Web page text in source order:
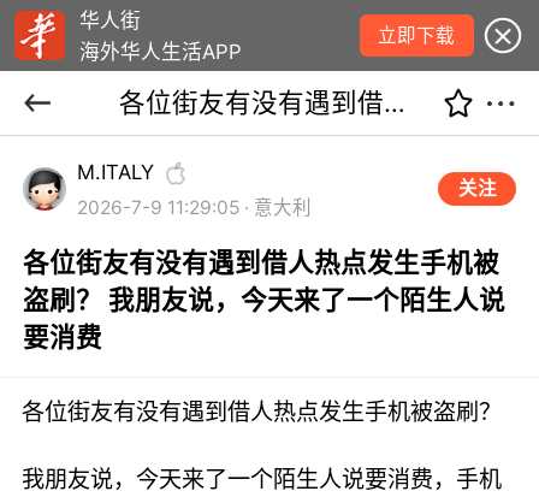
华人街
海外华人生活APP
立即下载
各位街友有没有遇到借人热点发生手机被盗刷？ 我朋友说，今天来了一个陌生人说要消费
M.ITALY
2026-7-9 11:29:05 · 意大利
关注
各位街友有没有遇到借人热点发生手机被
盗刷？ 我朋友说，今天来了一个陌生人说
要消费
各位街友有没有遇到借人热点发生手机被盗刷？
我朋友说，今天来了一个陌生人说要消费，手机